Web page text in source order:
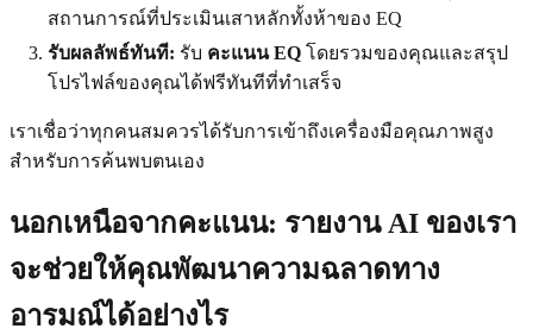
สถานการณ์ที่ประเมินเสาหลักทั้งห้าของ EQ
รับผลลัพธ์ทันที: รับ คะแนน EQ โดยรวมของคุณและสรุป
โปรไฟล์ของคุณได้ฟรีทันทีที่ทำเสร็จ
เราเชื่อว่าทุกคนสมควรได้รับการเข้าถึงเครื่องมือคุณภาพสูง
สำหรับการค้นพบตนเอง
นอกเหนือจากคะแนน: รายงาน AI ของเรา
จะช่วยให้คุณพัฒนาความฉลาดทาง
อารมณ์ได้อย่างไร